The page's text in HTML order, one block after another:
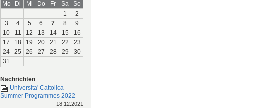
Mo
Di Mi Do Fr Sa
So
1
2
3
4 5 6 7 8
9
10
11 12 13 14 15
16
17
18 19 20 21 22
23
24
25 26 27 28 29
30
31
Nachrichten
Universita' Cattolica
Summer Programmes 2022
18.12.2021